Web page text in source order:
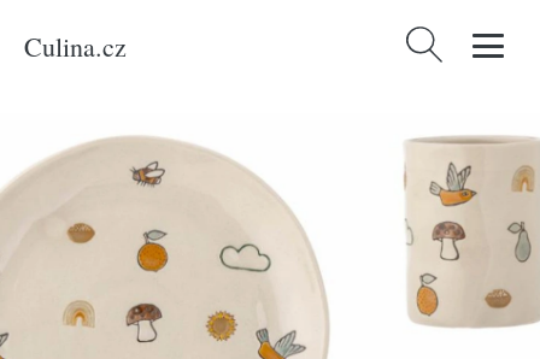
Culina.cz Vyhledávání
nádobí Bloomingville Agnes, 3 ks